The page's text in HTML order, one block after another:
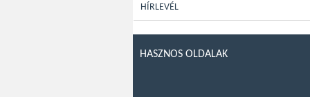
HÍRLEVÉL
HASZNOS OLDALAK